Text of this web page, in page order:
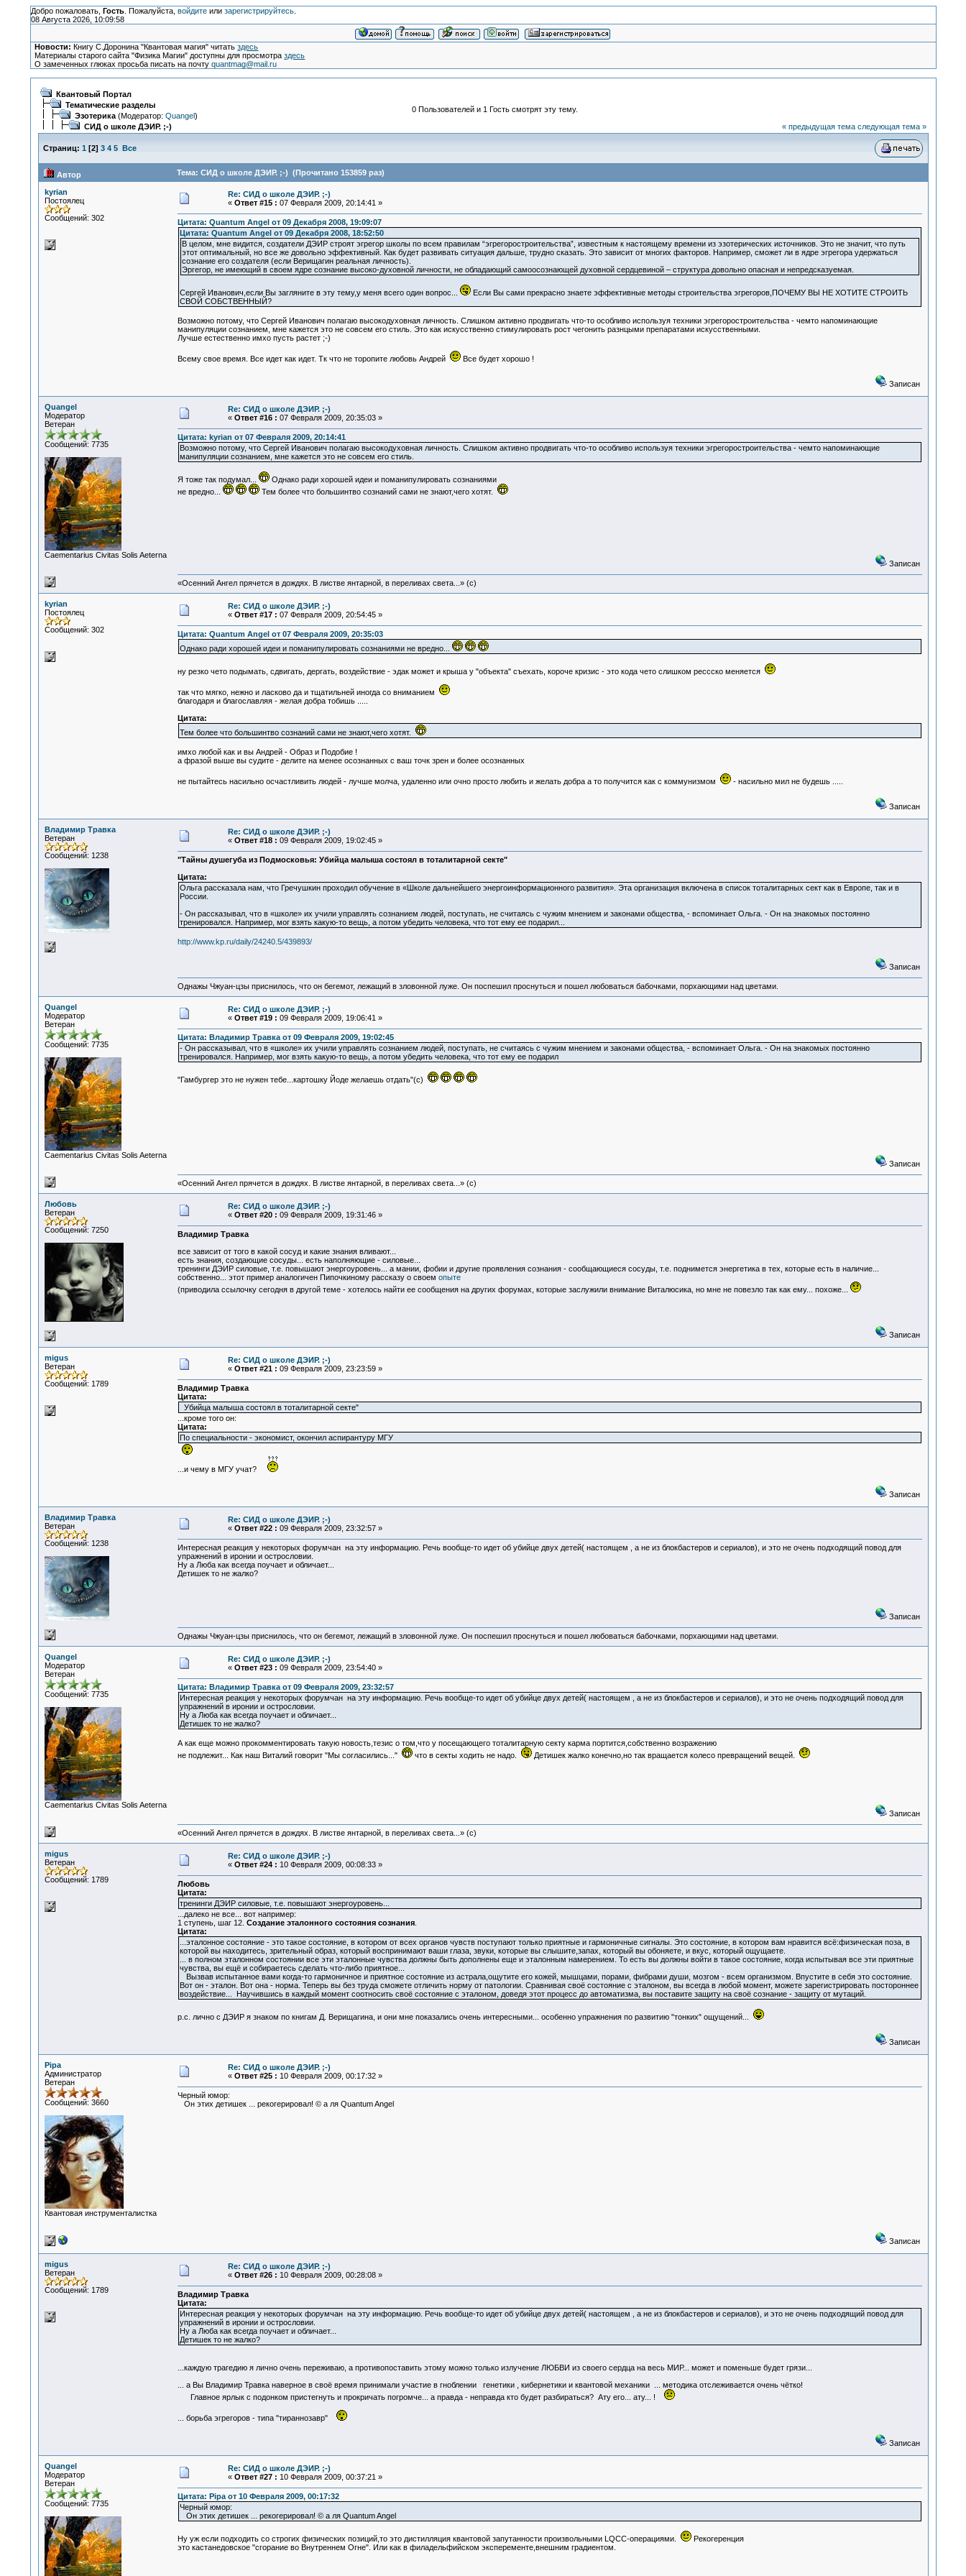
Добро пожаловать, Гость. Пожалуйста, войдитеили зарегистрируйтесь.
08 Августа 2026, 10:09:58
Новости: Книгу С.Доронина "Квантовая магия" читатьздесь
Материалы старого сайта "Физика Магии" доступны для просмотраздесь
О замеченных глюках просьба писать на почтуquantmag@mail.ru
Квантовый Портал
Тематические разделы
Эзотерика(Модератор: Quangel)
СИД о школе ДЭИР. ;-)
0 Пользователей и 1 Гость смотрят эту тему.
« предыдущая тема следующая тема »
Страниц: 1 [2] 3 4 5 Все
Автор Тема: СИД о школе ДЭИР. ;-) (Прочитано 153859 раз)
kyrian
Постоялец
Сообщений: 302
Re: СИД о школе ДЭИР. ;-)
« Ответ #15 : 07 Февраля 2009, 20:14:41 »
Цитата: Quantum Angel от 09 Декабря 2008, 19:09:07
Цитата: Quantum Angel от 09 Декабря 2008, 18:52:50
В целом, мне видится, создатели ДЭИР строят эгрегор школы по всем правилам “эгрегоростроительства”, известным к настоящему времени из эзотерических источников. Это не значит, что путь
этот оптимальный, но все же довольно эффективный. Как будет развивать ситуация дальше, трудно сказать. Это зависит от многих факторов. Например, сможет ли в ядре эгрегора удержаться
сознание его создателя (если Верищагин реальная личность).
Эргегор, не имеющий в своем ядре сознание высоко-духовной личности, не обладающий самоосознающей духовной сердцевиной – структура довольно опасная и непредсказуемая.
Сергей Иванович,если Вы загляните в эту тему,у меня всего один вопрос...
Если Вы сами прекрасно знаете эффективные методы строительства эгрегоров,ПОЧЕМУ ВЫ НЕ ХОТИТЕ СТРОИТЬ
СВОЙ СОБСТВЕННЫЙ?
Возможно потому, что Сергей Иванович полагаю высокодуховная личность. Слишком активно продвигать что-то особливо используя техники эгрегоростроительства - чемто напоминающие
манипуляции сознанием, мне кажется это не совсем его стиль. Это как искусственно стимулировать рост чегонить разнцыми препаратами искусственными.
Лучше естественно имхо пусть растет ;-)
Всему свое время. Все идет как идет. Тк что не торопите любовь Андрей Все будет хорошо !
Записан
Quangel
Модератор
Ветеран
Сообщений: 7735
Сaementarius Civitas Solis Aeterna
Re: СИД о школе ДЭИР. ;-)
« Ответ #16 : 07 Февраля 2009, 20:35:03 »
Цитата: kyrian от 07 Февраля 2009, 20:14:41
Возможно потому, что Сергей Иванович полагаю высокодуховная личность. Слишком активно продвигать что-то особливо используя техники эгрегоростроительства - чемто напоминающие
манипуляции сознанием, мне кажется это не совсем его стиль.
Я тоже так подумал...
Однако ради хорошей идеи и поманипулировать сознаниями
не вредно...
Тем более что большинтво сознаний сами не знают,чего хотят.
Записан
«Осенний Ангел прячется в дождях. В листве янтарной, в переливах света...» (c)
kyrian
Постоялец
Сообщений: 302
Re: СИД о школе ДЭИР. ;-)
« Ответ #17 : 07 Февраля 2009, 20:54:45 »
Цитата: Quantum Angel от 07 Февраля 2009, 20:35:03
Однако ради хорошей идеи и поманипулировать сознаниями не вредно...
ну резко чето подымать, сдвигать, дергать, воздействие - эдак может и крыша у "объекта" съехать, короче кризис - это кода чето слишком рессско меняется
так что мягко, нежно и ласково да и тщатильней иногда со вниманием
благодаря и благославляя - желая добра тобишь .....
Цитата:
Тем более что большинтво сознаний сами не знают,чего хотят.
имхо любой как и вы Андрей - Образ и Подобие !
а фразой выше вы судите - делите на менее осознанных с ваш точк зрен и более осознанных
не пытайтесь насильно осчастливить людей - лучше молча, удаленно или очно просто любить и желать добра а то получится как с коммунизмом - насильно мил не будешь .....
Записан
Владимир Травка
Ветеран
Сообщений: 1238
Re: СИД о школе ДЭИР. ;-)
« Ответ #18 : 09 Февраля 2009, 19:02:45 »
"Тайны душегуба из Подмосковья: Убийца малыша состоял в тоталитарной секте"
Цитата:
Ольга рассказала нам, что Гречушкин проходил обучение в «Школе дальнейшего энергоинформационного развития». Эта организация включена в список тоталитарных сект как в Европе, так и в
России.
- Он рассказывал, что в «школе» их учили управлять сознанием людей, поступать, не считаясь с чужим мнением и законами общества, - вспоминает Ольга. - Он на знакомых постоянно
тренировался. Например, мог взять какую-то вещь, а потом убедить человека, что тот ему ее подарил...
http://www.kp.ru/daily/24240.5/439893/
Записан
Однажы Чжуан-цзы приснилось, что он бегемот, лежащий в зловонной луже. Он поспешил проснуться и пошел любоваться бабочками, порхающими над цветами.
Quangel
Модератор
Ветеран
Сообщений: 7735
Сaementarius Civitas Solis Aeterna
Re: СИД о школе ДЭИР. ;-)
« Ответ #19 : 09 Февраля 2009, 19:06:41 »
Цитата: Владимир Травка от 09 Февраля 2009, 19:02:45
- Он рассказывал, что в «школе» их учили управлять сознанием людей, поступать, не считаясь с чужим мнением и законами общества, - вспоминает Ольга. - Он на знакомых постоянно
тренировался. Например, мог взять какую-то вещь, а потом убедить человека, что тот ему ее подарил
"Гамбургер это не нужен тебе...картошку Йоде желаешь отдать"(с)
Записан
«Осенний Ангел прячется в дождях. В листве янтарной, в переливах света...» (c)
Любовь
Ветеран
Сообщений: 7250
Re: СИД о школе ДЭИР. ;-)
« Ответ #20 : 09 Февраля 2009, 19:31:46 »
Владимир Травка
все зависит от того в какой сосуд и какие знания вливают...
есть знания, создающие сосуды... есть наполняющие - силовые...
тренинги ДЭИР силовые, т.е. повышают энергоуровень... а мании, фобии и другие проявления сознания - сообщающиеся сосуды, т.е. поднимется энергетика в тех, которые есть в наличие...
собственно... этот пример аналогичен Пипочкиному рассказу о своем опыте
(приводила ссылочку сегодня в другой теме - хотелось найти ее сообщения на других форумах, которые заслужили внимание Виталюсика, но мне не повезло так как ему... похоже...
Записан
migus
Ветеран
Сообщений: 1789
Re: СИД о школе ДЭИР. ;-)
« Ответ #21 : 09 Февраля 2009, 23:23:59 »
Владимир Травка
Цитата:
Убийца малыша состоял в тоталитарной секте"
...кроме того он:
Цитата:
По специальности - экономист, окончил аспирантуру МГУ
...и чему в МГУ учат?
Записан
Владимир Травка
Ветеран
Сообщений: 1238
Re: СИД о школе ДЭИР. ;-)
« Ответ #22 : 09 Февраля 2009, 23:32:57 »
Интересная реакция у некоторых форумчан на эту информацию. Речь вообще-то идет об убийце двух детей( настоящем , а не из блокбастеров и сериалов), и это не очень подходящий повод для
упражнений в иронии и острословии.
Ну а Люба как всегда поучает и обличает...
Детишек то не жалко?
Записан
Однажы Чжуан-цзы приснилось, что он бегемот, лежащий в зловонной луже. Он поспешил проснуться и пошел любоваться бабочками, порхающими над цветами.
Quangel
Модератор
Ветеран
Сообщений: 7735
Сaementarius Civitas Solis Aeterna
Re: СИД о школе ДЭИР. ;-)
« Ответ #23 : 09 Февраля 2009, 23:54:40 »
Цитата: Владимир Травка от 09 Февраля 2009, 23:32:57
Интересная реакция у некоторых форумчан на эту информацию. Речь вообще-то идет об убийце двух детей( настоящем , а не из блокбастеров и сериалов), и это не очень подходящий повод для
упражнений в иронии и острословии.
Ну а Люба как всегда поучает и обличает...
Детишек то не жалко?
А как еще можно прокомментировать такую новость,тезис о том,что у посещающего тоталитарную секту карма портится,собственно возражению
не подлежит... Как наш Виталий говорит "Мы согласились..."
что в секты ходить не надо. Детишек жалко конечно,но так вращается колесо превращений вещей.
Записан
«Осенний Ангел прячется в дождях. В листве янтарной, в переливах света...» (c)
migus
Ветеран
Сообщений: 1789
Re: СИД о школе ДЭИР. ;-)
« Ответ #24 : 10 Февраля 2009, 00:08:33 »
Любовь
Цитата:
тренинги ДЭИР силовые, т.е. повышают энергоуровень...
...далеко не все... вот например:
1 ступень, шаг 12. Создание эталонного состояния сознания.
Цитата:
...эталонное состояние - это такое состояние, в котором от всех органов чувств поступают только приятные и гармоничные сигналы. Это состояние, в котором вам нравится всё:физическая поза, в
которой вы находитесь, зрительный образ, который воспринимают ваши глаза, звуки, которые вы слышите,запах, который вы обоняете, и вкус, который ощущаете.
... в полном эталонном состоянии все эти эталонные чувства должны быть дополнены еще и эталонным намерением. То есть вы должны войти в такое состояние, когда испытывая все эти приятные
чувства, вы ещё и собираетесь сделать что-либо приятное...
Вызвав испытанное вами когда-то гармоничное и приятное состояние из астрала,ощутите его кожей, мышцами, порами, фибрами души, мозгом - всем организмом. Впустите в себя это состояние.
Вот он - эталон. Вот она - норма. Теперь вы без труда сможете отличить норму от патологии. Сравнивая своё состояние с эталоном, вы всегда в любой момент, можете зарегистрировать постороннее
воздействие... Научившись в каждый момент соотносить своё состояние с эталоном, доведя этот процесс до автоматизма, вы поставите защиту на своё сознание - защиту от мутаций.
р.с. лично с ДЭИР я знаком по книгам Д. Верищагина, и они мне показались очень интересными... особенно упражнения по развитию "тонких" ощущений...
Записан
Pipa
Администратор
Ветеран
Сообщений: 3660
Квантовая инструменталистка
Re: СИД о школе ДЭИР. ;-)
« Ответ #25 : 10 Февраля 2009, 00:17:32 »
Черный юмор:
Он этих детишек ... рекогерировал! © а ля Quantum Angel
Записан
migus
Ветеран
Сообщений: 1789
Re: СИД о школе ДЭИР. ;-)
« Ответ #26 : 10 Февраля 2009, 00:28:08 »
Владимир Травка
Цитата:
Интересная реакция у некоторых форумчан на эту информацию. Речь вообще-то идет об убийце двух детей( настоящем , а не из блокбастеров и сериалов), и это не очень подходящий повод для
упражнений в иронии и острословии.
Ну а Люба как всегда поучает и обличает...
Детишек то не жалко?
...каждую трагедию я лично очень переживаю, а противопоставить этому можно только излучение ЛЮБВИ из своего сердца на весь МИР... может и поменьше будет грязи...
... а Вы Владимир Травка наверное в своё время принимали участие в гноблении генетики , кибернетики и квантовой механики ... методика отслеживается очень чётко!
Главное ярлык с подонком пристегнуть и прокричать погромче... а правда - неправда кто будет разбираться? Ату его... ату... !
... борьба эгрегоров - типа "тираннозавр"
Записан
Quangel
Модератор
Ветеран
Сообщений: 7735
Re: СИД о школе ДЭИР. ;-)
« Ответ #27 : 10 Февраля 2009, 00:37:21 »
Цитата: Pipa от 10 Февраля 2009, 00:17:32
Черный юмор:
Он этих детишек ... рекогерировал! © а ля Quantum Angel
Ну уж если подходить со строгих физических позиций,то это дистилляция квантовой запутанности произвольными LQCC-операциями.
Рекогеренция
это кастанедовское "сгорание во Внутреннем Огне". Или как в филадельфийском эксперементе,внешним градиентом.